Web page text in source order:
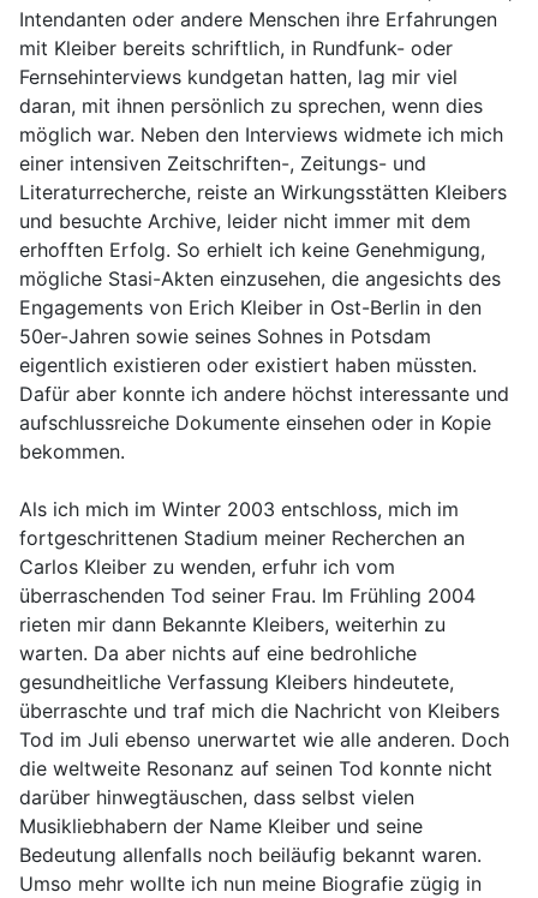
Intendanten oder andere Menschen ihre Erfahrungen
mit Kleiber bereits schriftlich, in Rundfunk- oder
Fernsehinterviews kundgetan hatten, lag mir viel
daran, mit ihnen persönlich zu sprechen, wenn dies
möglich war. Neben den Interviews widmete ich mich
einer intensiven Zeitschriften-, Zeitungs- und
Literaturrecherche, reiste an Wirkungsstätten Kleibers
und besuchte Archive, leider nicht immer mit dem
erhofften Erfolg. So erhielt ich keine Genehmigung,
mögliche Stasi-Akten einzusehen, die angesichts des
Engagements von Erich Kleiber in Ost-Berlin in den
50er-Jahren sowie seines Sohnes in Potsdam
eigentlich existieren oder existiert haben müssten.
Dafür aber konnte ich andere höchst interessante und
aufschlussreiche Dokumente einsehen oder in Kopie
bekommen.
Als ich mich im Winter 2003 entschloss, mich im
fortgeschrittenen Stadium meiner Recherchen an
Carlos Kleiber zu wenden, erfuhr ich vom
überraschenden Tod seiner Frau. Im Frühling 2004
rieten mir dann Bekannte Kleibers, weiterhin zu
warten. Da aber nichts auf eine bedrohliche
gesundheitliche Verfassung Kleibers hindeutete,
überraschte und traf mich die Nachricht von Kleibers
Tod im Juli ebenso unerwartet wie alle anderen. Doch
die weltweite Resonanz auf seinen Tod konnte nicht
darüber hinwegtäuschen, dass selbst vielen
Musikliebhabern der Name Kleiber und seine
Bedeutung allenfalls noch beiläufig bekannt waren.
Umso mehr wollte ich nun meine Biografie zügig in